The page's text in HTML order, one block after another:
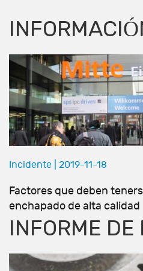
Incidente | 2019-11-18
Factores que deben
enchapado de alta calidad
INFORME DE